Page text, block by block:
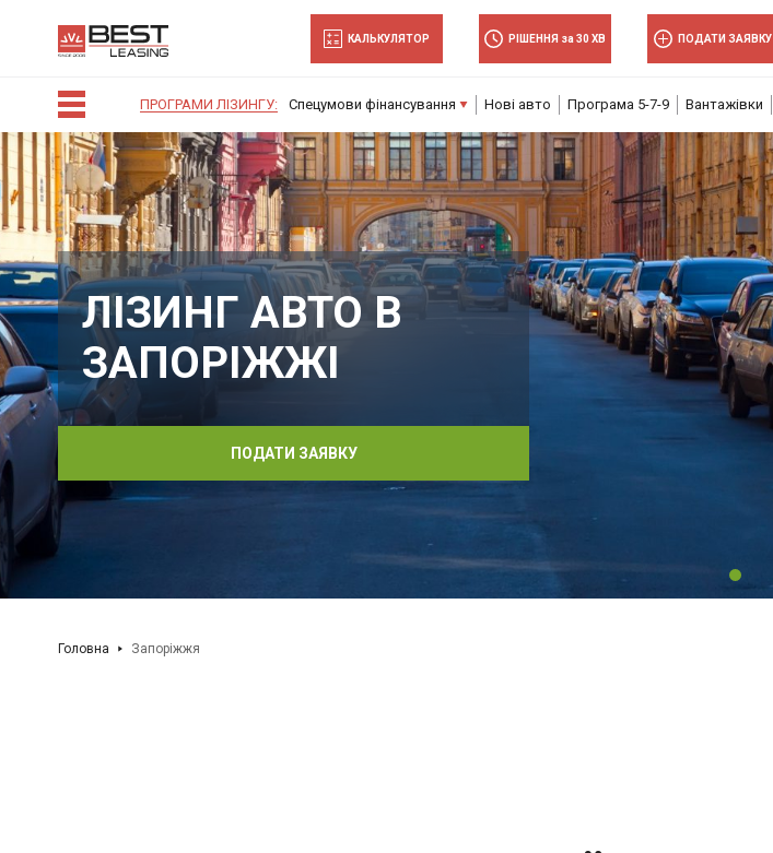
Дозвольте сайту bestleasing.com.ua
відправляти вам сповіщення на
×
КАЛЬКУЛЯТОР РІШЕННЯ за 30 ХВ ПОДАТИ ЗАЯВКУ
ПРОГРАМИ ЛІЗИНГУ: Спецумови фінансування Нові авто Програма 5-7-9 Вантажівки
ЛІЗИНГ АВТО В
ЗАПОРІЖЖІ
ПОДАТИ ЗАЯВКУ
Головна Запоріжжя